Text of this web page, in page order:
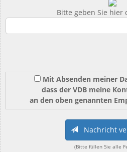
Bitte geben Sie hier
Mit Absenden meiner
dass der VDB meine
an den oben genannten
Nachricht
(Bitte füllen Sie alle